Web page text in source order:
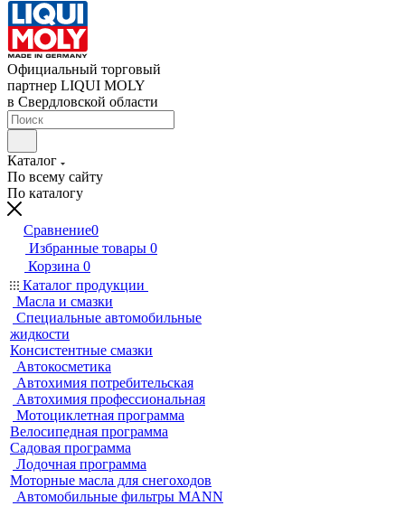
Официальный торговый
партнер LIQUI MOLY
в Свердловской области
Каталог
По всему сайту
По каталогу
Сравнение0
Избранные товары 0
Корзина 0
Каталог продукции
Масла и смазки
Специальные автомобильные
жидкости
Консистентные смазки
Автокосметика
Автохимия потребительская
Автохимия профессиональная
Мотоциклетная программа
Велосипедная программа
Садовая программа
Лодочная программа
Моторные масла для снегоходов
Автомобильные фильтры MANN